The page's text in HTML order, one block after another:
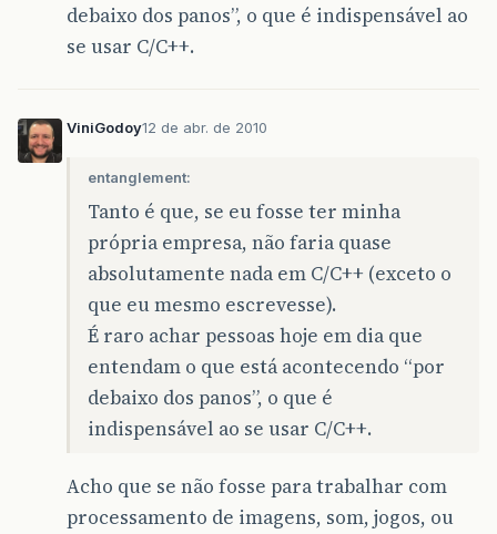
debaixo dos panos”, o que é indispensável ao
se usar C/C++.
ViniGodoy12 de abr. de 2010
entanglement:
Tanto é que, se eu fosse ter minha
própria empresa, não faria quase
absolutamente nada em C/C++ (exceto o
que eu mesmo escrevesse).
É raro achar pessoas hoje em dia que
entendam o que está acontecendo “por
debaixo dos panos”, o que é
indispensável ao se usar C/C++.
Acho que se não fosse para trabalhar com
processamento de imagens, som, jogos, ou